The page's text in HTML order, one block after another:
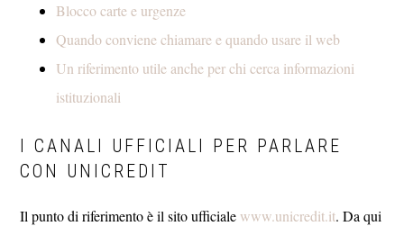
Blocco carte e urgenze
Quando conviene chiamare e quando usare il web
Un riferimento utile anche per chi cerca informazioni
istituzionali
I CANALI UFFICIALI PER PARLARE
CON UNICREDIT
Il punto di riferimento è il sito ufficiale www.unicredit.it. Da qui